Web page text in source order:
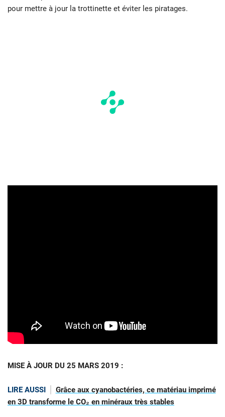
pour mettre à jour la trottinette et éviter les piratages.
MISE À JOUR DU 25 MARS 2019 :
LIRE AUSSI
Grâce aux cyanobactéries, ce matériau imprimé
en 3D transforme le CO₂ en minéraux très stables